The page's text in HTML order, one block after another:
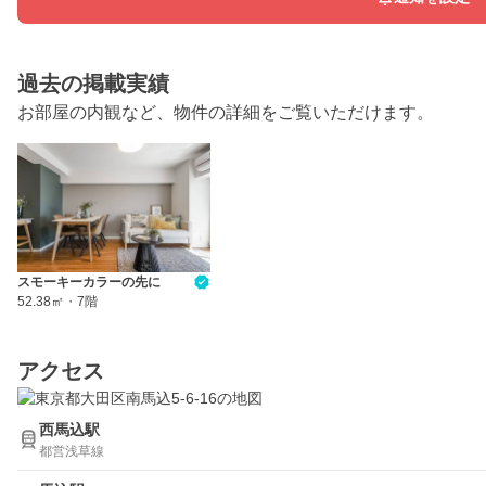
過去の掲載実績
お部屋の内観など、物件の詳細をご覧いただけます。
スモーキーカラーの先に
52.38㎡ ・ 7階
アクセス
西馬込駅
都営浅草線